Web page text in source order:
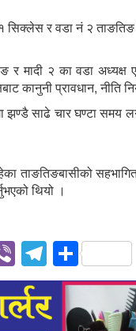
सिक्लेस र वडा नं २
र मादी २ का वडा
कानुनी प्रावधान, नीति
झण्डै साढे चार घण्टा समय
ताङतिङबासीको
थियो ।
ViberTelegram
Share